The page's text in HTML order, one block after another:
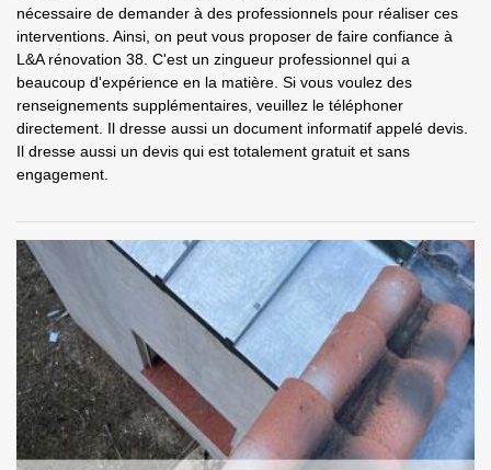
nécessaire de demander à des professionnels pour réaliser ces
interventions. Ainsi, on peut vous proposer de faire confiance à
L&A rénovation 38. C'est un zingueur professionnel qui a
beaucoup d'expérience en la matière. Si vous voulez des
renseignements supplémentaires, veuillez le téléphoner
directement. Il dresse aussi un document informatif appelé devis.
Il dresse aussi un devis qui est totalement gratuit et sans
engagement.